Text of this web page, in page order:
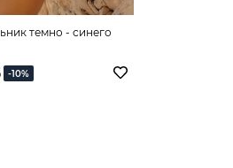
темно - синего
-10%